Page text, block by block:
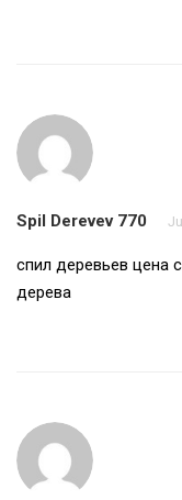
Spil Derevev 770
спил деревьев цена
дерева